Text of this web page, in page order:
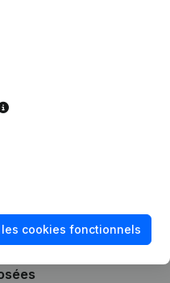
Actions
Constitution (Nouvelle
cookies fonctionnels